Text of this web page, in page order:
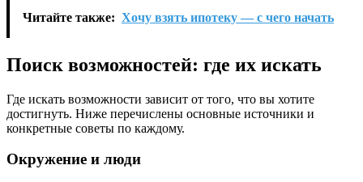
Читайте также: Хочу взять ипотеку — с чего начать
Поиск возможностей: где их искать
Где искать возможности зависит от того, что вы хотите
достигнуть. Ниже перечислены основные источники и
конкретные советы по каждому.
Окружение и люди